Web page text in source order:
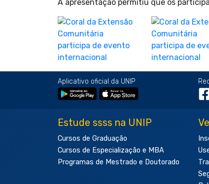
A apresentação permitiu que os
Aplicativo oficial da UNIP
Estude ssss na UNIP
Cursos de Graduação
Cursos de Especialização e MBA
Programas de Mestrado e Doutorado